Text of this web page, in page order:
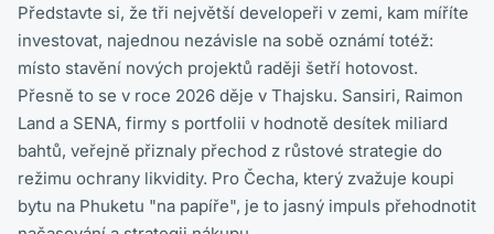
Představte si, že tři největší developeři v zemi, kam míříte
investovat, najednou nezávisle na sobě oznámí totéž:
místo stavění nových projektů raději šetří hotovost.
Přesně to se v roce 2026 děje v Thajsku. Sansiri, Raimon
Land a SENA, firmy s portfolii v hodnotě desítek miliard
bahtů, veřejně přiznaly přechod z růstové strategie do
režimu ochrany likvidity. Pro Čecha, který zvažuje koupi
bytu na Phuketu "na papíře", je to jasný impuls přehodnotit